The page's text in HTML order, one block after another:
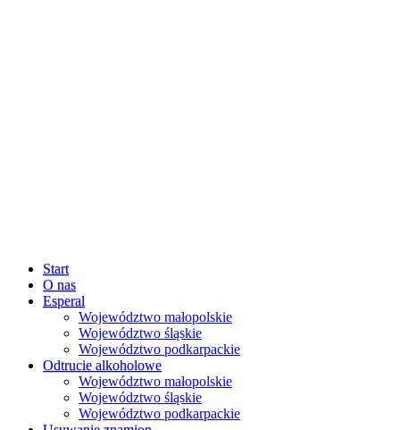
Start
O nas
Esperal
Województwo małopolskie
Województwo śląskie
Województwo podkarpackie
Odtrucie alkoholowe
Województwo małopolskie
Województwo śląskie
Województwo podkarpackie